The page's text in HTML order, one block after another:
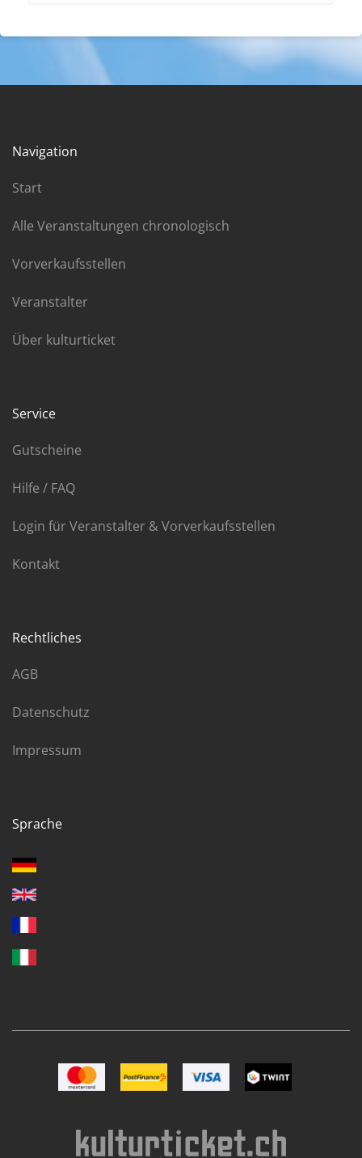
Navigation
Start
Alle Veranstaltungen chronologisch
Vorverkaufsstellen
Veranstalter
Über kulturticket
Service
Gutscheine
Hilfe / FAQ
Login für Veranstalter & Vorverkaufsstellen
Kontakt
Rechtliches
AGB
Datenschutz
Impressum
Sprache
Bild MastercardBild Postfinance
Bild VISA Bild TWINT